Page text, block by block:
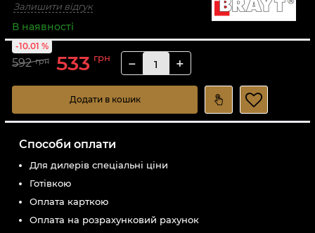
Залишити відгук
В наявності
592 грн 533 грн
-10.01 %
− +
Додати в кошик
Способи оплати
Для дилерів спеціальні ціни
Готівкою
Оплата карткою
Оплата на розрахунковий рахунок